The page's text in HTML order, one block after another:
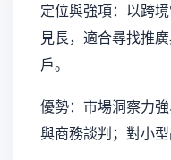
定位與強項：以跨
見長，適合尋找推
戶。
優勢：市場洞察力
與商務談判；對小型